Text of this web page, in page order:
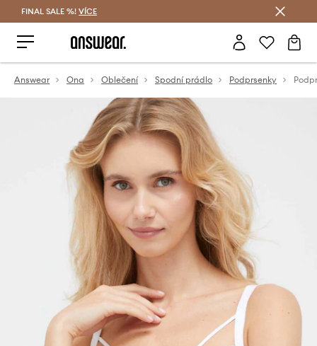
FINAL SALE %! VÍCE
Answear Ona Oblečení Spodní prádlo Podprsenky